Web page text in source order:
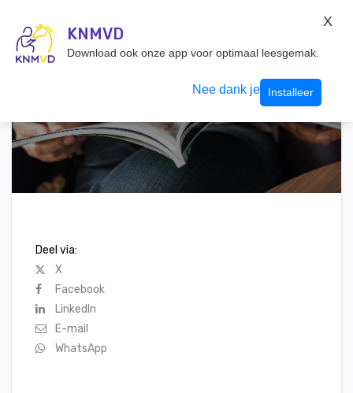
Inloggen
Deel via:
X
Facebook
LinkedIn
E-mail
WhatsApp
KNMVD
Download ook onze app voor optimaal leesgemak.
Nee dank je Installeer
X